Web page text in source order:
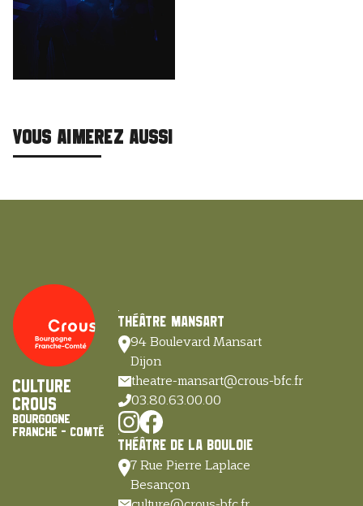
VOUS AIMEREZ AUSSI
Culture
Crous
Bourgogne
Franche - Comté
Théâtre Mansart
94 Boulevard Mansart
Dijon
theatre-mansart@crous-bfc.fr
03.80.63.00.00
Théâtre de la Bouloie
7 Rue Pierre Laplace
Besançon